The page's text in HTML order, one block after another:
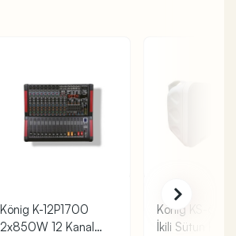
König K-12P1700
2x850W 12 Kanal
König KS-6T
İkili Sütun